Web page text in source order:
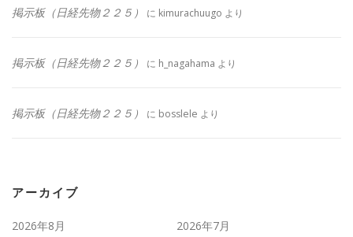
掲示板（日経先物２２５） に kimurachuugo より
掲示板（日経先物２２５） に h_nagahama より
掲示板（日経先物２２５） に bosslele より
アーカイブ
2026年8月
2026年7月